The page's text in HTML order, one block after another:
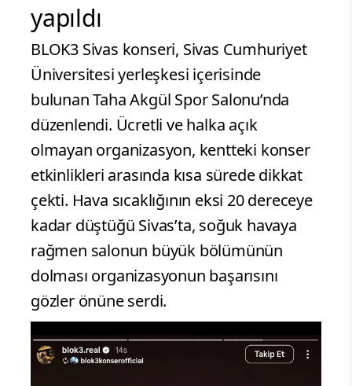
yapıldı
BLOK3 Sivas konseri, Sivas Cumhuriyet
Üniversitesi yerleşkesi içerisinde
bulunan Taha Akgül Spor Salonu’nda
düzenlendi. Ücretli ve halka açık
olmayan organizasyon, kentteki konser
etkinlikleri arasında kısa sürede dikkat
çekti. Hava sıcaklığının eksi 20 dereceye
kadar düştüğü Sivas’ta, soğuk havaya
rağmen salonun büyük bölümünün
dolması organizasyonun başarısını
gözler önüne serdi.